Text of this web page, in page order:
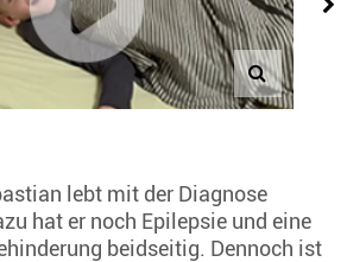
lebt mit der Diagnose
hat er noch Epilepsie und eine
beidseitig. Dennoch ist